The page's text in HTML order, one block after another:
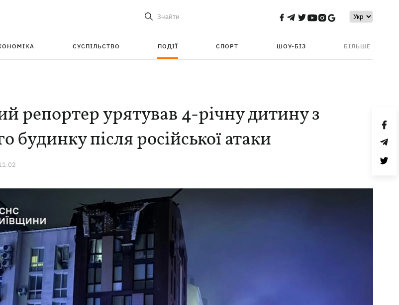
Знайти
СУСПІЛЬСТВО ПОДІЇ СПОРТ ШОУ-БІЗ БІЛЬШЕ
репортер урятував 4-річну дитину з
будинку після російської атаки